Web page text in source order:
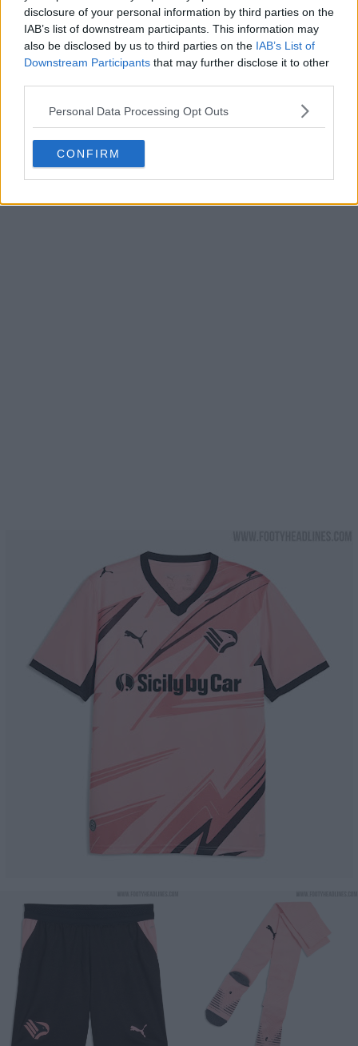
disclosure of your personal information by third parties on the
IAB’s list of downstream participants. This information may
also be disclosed by us to third parties on the IAB’s List of
Downstream Participants that may further disclose it to other
Personal Data Processing Opt Outs
CONFIRM